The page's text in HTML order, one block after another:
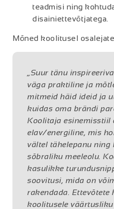
teadmisi ning
disainiettevõtjatega.
Mõned koolitusel
„Suur tänu
väga praktiline ja
mitmeid häid ideid ja
kuidas oma brändi
Koolitaja esinemisstiil
elav/energiline, mis
vältel tähelepanu ning
sõbraliku meeleolu.
kasulikke
soovitusi, mida on
rakendada.
koolitusele